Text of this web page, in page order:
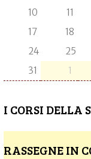
10
11
17
18
24
25
31
1
I CORSI DELLA
RASSEGNE IN